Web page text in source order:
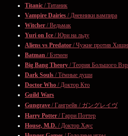
Titanic / Титаник
Vampire Dairies / Дневники вампира
Witcher / Ведьмак
Yuri on Ice / Юри на льду
Aliens vs Predator / Чужие против
Batman / Бэтмен
Big Bang Theory / Теория Большого
Dark Souls / Тёмные души
Doctor Who / Доктор Кто
Guild Wars
Gungrave / Гангрейв / ガングレイヴ
Harry Potter / Гарри Поттер
House, M.D. / Доктор Хаус